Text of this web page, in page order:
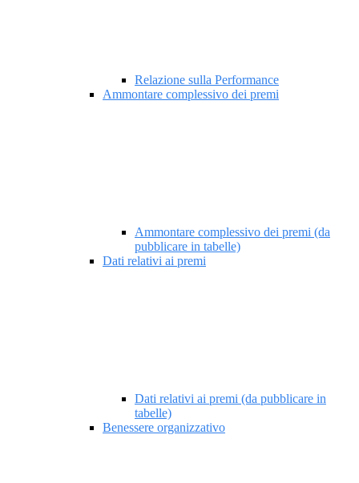
Relazione sulla Performance
Ammontare complessivo dei premi
Ammontare complessivo dei premi (da
pubblicare in tabelle)
Dati relativi ai premi
Dati relativi ai premi (da pubblicare in
tabelle)
Benessere organizzativo